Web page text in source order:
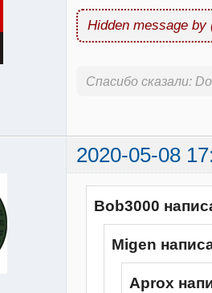
Hidden message by
Спасибо сказали:
2020-05-08
Bob3000
Migen
Aprox